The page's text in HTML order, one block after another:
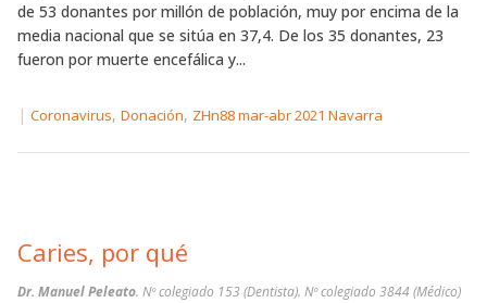
de 53 donantes por millón de población, muy por encima de la
media nacional que se sitúa en 37,4. De los 35 donantes, 23
fueron por muerte encefálica y...
| Coronavirus, Donación, ZHn88 mar-abr 2021 Navarra
Caries, por qué
Dr. Manuel Peleato. Nº colegiado 153 (Dentista). Nº colegiado 3844 (Médico)